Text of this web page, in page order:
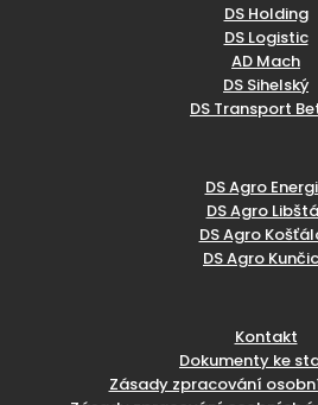
DS Holding
DS Logistic
AD Mach
DS Sihelský
DS Transport
DS Agro
DS Agro
DS Agro
DS Agro
Kontakt
Dokumenty ke
Zásady zpracování